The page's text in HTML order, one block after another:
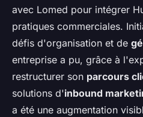
avec Lomed pour intégrer
pratiques commerciales.
défis d'organisation et de
entreprise a pu, grâce à
restructurer son parcours
solutions d'inbound
a été une augmentation